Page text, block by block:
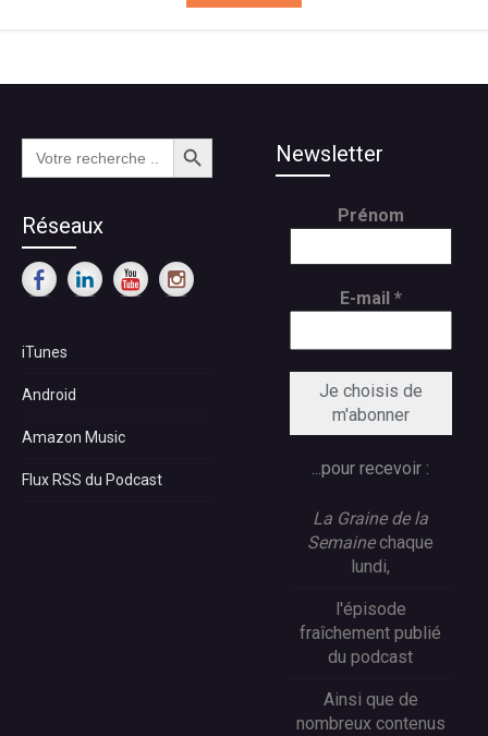
Search
for:
Search Button
Réseaux
iTunes
Android
Amazon Music
Flux RSS du Podcast
Newsletter
Prénom
E-mail *
...pour recevoir :
La Graine de la
Semainechaque
lundi,
l'épisode
fraîchement publié
du podcast
Ainsi que de
nombreux contenus